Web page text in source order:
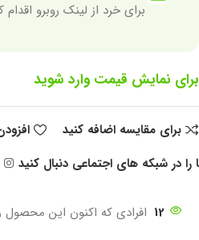
برای خرد از لینک روبرو اقدام
برای نمایش قیمت وارد شوید
برای مقایسه اضافه کنید
را در شبکه های اجتماعی دنبال کنید
12 افرادی که اکنون این محصول